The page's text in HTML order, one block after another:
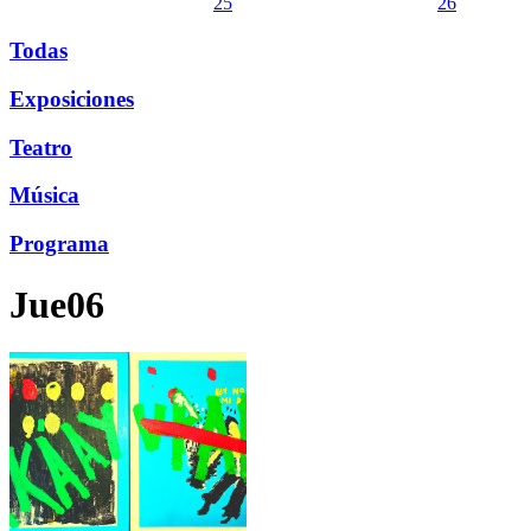
Todas
Exposiciones
Teatro
Música
Programa
Jue06